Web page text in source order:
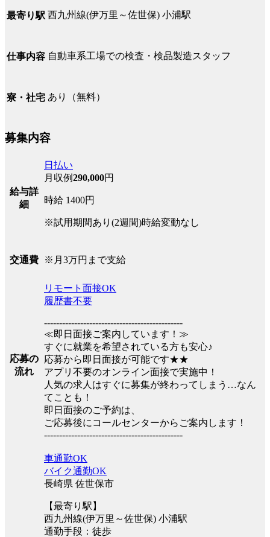
最寄り駅 西九州線(伊万里～佐世保) 小浦駅
仕事内容 自動車系工場での検査・検品製造スタッフ
寮・社宅 あり（無料）
募集内容
給与詳
細
日払い
月収例290,000円
時給 1400円
※試用期間あり(2週間)時給変動なし
交通費 ※月3万円まで支給
応募の
流れ
リモート面接OK
履歴書不要
----------------------------------------------
≪即日面接ご案内しています！≫
すぐに就業を希望されている方も安心♪
応募から即日面接が可能です★★
アプリ不要のオンライン面接で実施中！
人気の求人はすぐに募集が終わってしまう…なん
てことも！
即日面接のご予約は、
ご応募後にコールセンターからご案内します！
----------------------------------------------
車通勤OK
バイク通勤OK
長崎県 佐世保市
【最寄り駅】
西九州線(伊万里～佐世保) 小浦駅
通勤手段：徒歩